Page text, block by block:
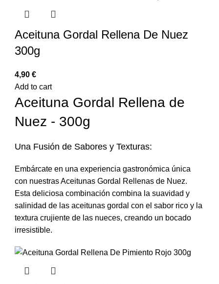
Aceituna Gordal Rellena De Nuez
300g
€
Add to cart
Aceituna Gordal Rellena de
Nuez - 300g
Una Fusión de Sabores y Texturas:
Embárcate en una experiencia gastronómica única
con nuestras Aceitunas Gordal Rellenas de Nuez.
Esta deliciosa combinación combina la suavidad y
salinidad de las aceitunas gordal con el sabor rico y la
textura crujiente de las nueces, creando un bocado
irresistible.